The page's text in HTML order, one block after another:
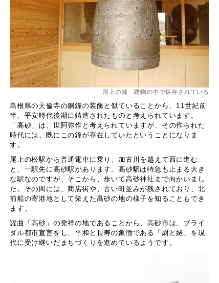
尾上の鐘 建物の中で保存されている
島根県の天倫寺の銅鐘の装飾と似ていることから、11世紀前
半、平安時代後期に鋳造されたものと考えられています。
「高砂」は、世阿弥作と考えられていますが、その作られた
時代には、既にこの鐘が存在していたということになりま
す。
尾上の松駅から普通電車に乗り、加古川を越えて西に進む
と、一駅先に高砂駅があります。高砂駅は特急も止まる大き
な駅なのですが、そこから、歩いて高砂神社まで向かいまし
た。その間には、商店街や、古い町並みが残されており、北
前船の寄港地として栄えた高砂の地の様子を知ることもでき
ます。
謡曲「高砂」の発祥の地であることから、高砂市は、ブライ
ダル都市宣言をし、平和と長寿の象徴である「尉と姥」を現
代に受け継いだまちづくりを進めているようです。